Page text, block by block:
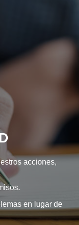
acciones,
en lugar de